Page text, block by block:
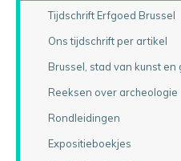
Tijdschrift Erfgoed Brussel
Ons tijdschrift per artikel
Brussel, stad van kunst en
Reeksen over archeologie
Rondleidingen
Expositieboekjes